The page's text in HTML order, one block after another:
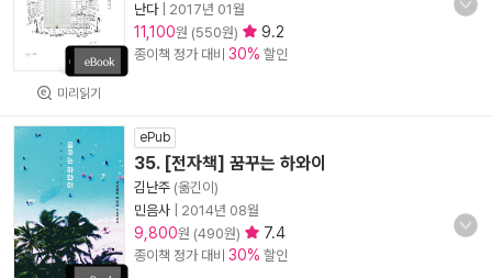
미리읽기
난다| 2017년 01월
11,100원 (550원) 9.2
종이책 정가 대비 30% 할인
ePub
35. [전자책] 꿈꾸는 하와이
김난주 (옮긴이)
민음사
2014년 08월
9,800원 (490원) 7.4
종이책 정가 대비 30% 할인